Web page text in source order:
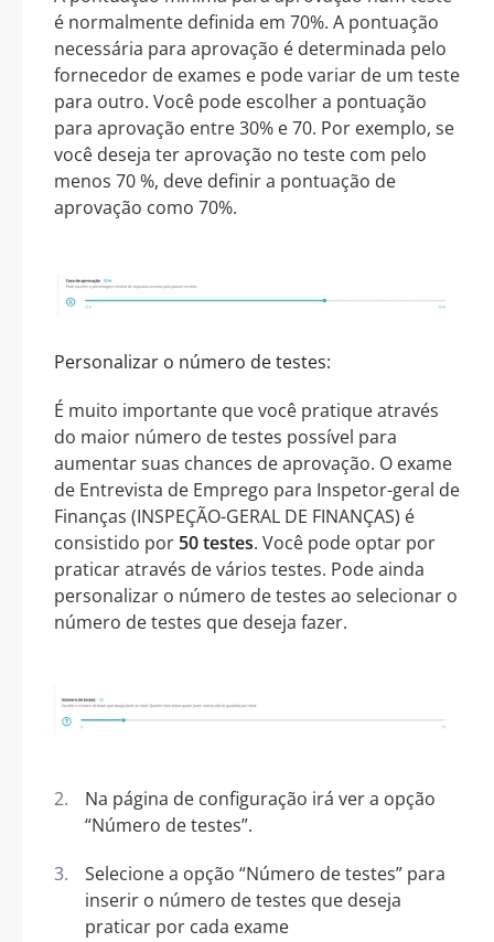
é normalmente definida em 70%. A pontuação
necessária para aprovação é determinada pelo
fornecedor de exames e pode variar de um teste
para outro. Você pode escolher a pontuação
para aprovação entre 30% e 70. Por exemplo, se
você deseja ter aprovação no teste com pelo
menos 70 %, deve definir a pontuação de
aprovação como 70%.
Personalizar o número de testes:
É muito importante que você pratique através
do maior número de testes possível para
aumentar suas chances de aprovação. O exame
de Entrevista de Emprego para Inspetor-geral de
Finanças (INSPEÇÃO-GERAL DE FINANÇAS) é
consistido por 50 testes. Você pode optar por
praticar através de vários testes. Pode ainda
personalizar o número de testes ao selecionar o
número de testes que deseja fazer.
Na página de configuração irá ver a opção
“Número de testes”.
Selecione a opção “Número de testes” para
inserir o número de testes que deseja
praticar por cada exame